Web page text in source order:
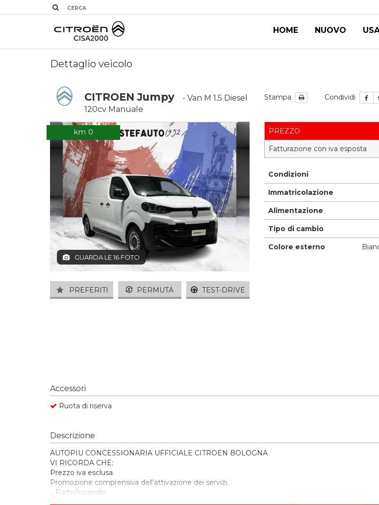
HOME NUOVO
Dettaglio veicolo
CITROEN Jumpy
- Van M 1.5 Diesel
120cv Manuale
Stampa Condividi
km 0
GUARDA LE 16 FOTO
PREFERITI PERMUTA TEST-DRIVE
PREZZO
Fatturazione con iva esposta
Condizioni
Immatricolazione
Alimentazione
Tipo di cambio
Colore esterno
Accessori
Ruota di riserva
Descrizione
AUTOPIU CONCESSIONARIA UFFICIALE CITROEN BOLOGNA
VI RICORDA CHE:
Prezzo iva esclusa.
Promozione comprensiva dell’attivazione dei servizi.
_ Furto/Incendio